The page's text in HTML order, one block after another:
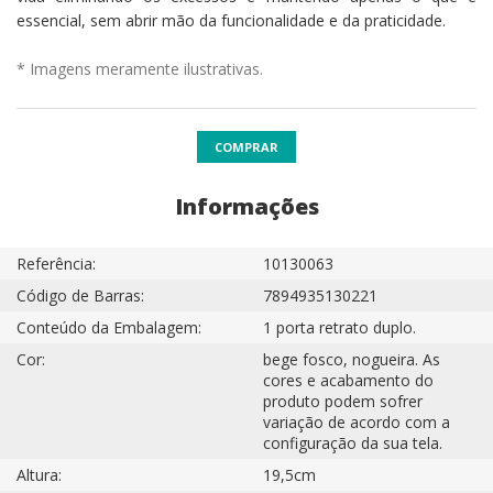
essencial, sem abrir mão da funcionalidade e da praticidade.
* Imagens meramente ilustrativas.
COMPRAR
Informações
Referência:
10130063
Código de Barras:
7894935130221
Conteúdo da Embalagem:
1 porta retrato duplo.
Cor:
bege fosco, nogueira. As
cores e acabamento do
produto podem sofrer
variação de acordo com a
configuração da sua tela.
Altura:
19,5cm